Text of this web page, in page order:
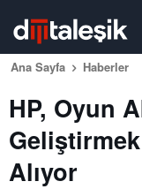
Ana Sayfa Haberler
HP, Oyun
Alıyor